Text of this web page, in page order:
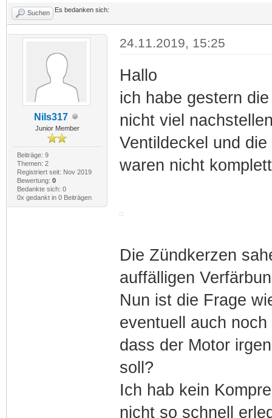
Suchen Es bedanken sich:
Nils317
Junior Member
Beiträge: 9
Themen: 2
Registriert seit: Nov 2019
Bewertung: 0
Bedankte sich: 0
0x gedankt in 0 Beiträgen
24.11.2019, 15:25
Hallo
ich habe gestern
nicht viel
Ventildeckel und
waren nicht
Die Zündkerzen
auffälligen
Nun ist die Frage
eventuell auch
dass der Motor
soll?
Ich hab kein
nicht so schnell